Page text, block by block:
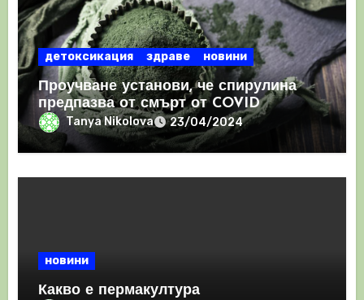
детоксикация здраве новини
Проучване установи, че спирулина
предпазва от смърт от COVID
Tanya Nikolova 23/04/2024
новини
Какво е пермакултура